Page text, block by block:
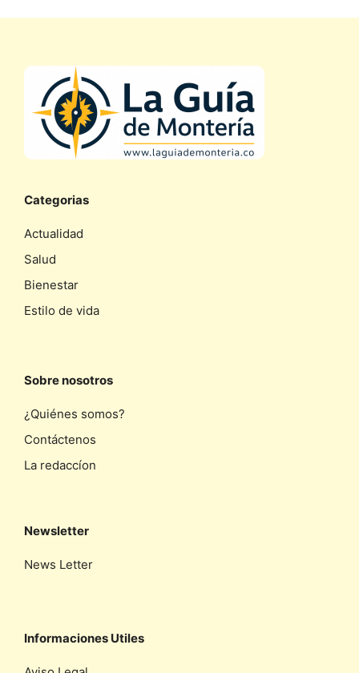
Categorias
Actualidad
Salud
Bienestar
Estilo de vida
Sobre nosotros
¿Quiénes somos?
Contáctenos
La redaccíon
Newsletter
News Letter
Informaciones Utiles